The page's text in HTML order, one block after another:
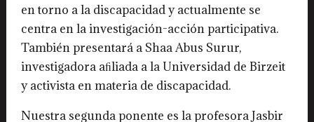
en torno a la discapacidad y actualmente se
centra en la investigación-acción participativa.
También presentará a Shaa Abus Surur,
investigadora aﬁliada a la Universidad de Birzeit
y activista en materia de discapacidad.
Nuestra segunda ponente es la profesora Jasbir